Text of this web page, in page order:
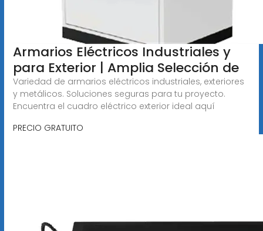
Armarios Eléctricos Industriales y
para Exterior | Amplia Selección de
Variedad de armarios eléctricos industriales, exteriores
y metálicos. Soluciones seguras para tu proyecto.
Encuentra el cuadro eléctrico exterior ideal aquí
PRECIO GRATUITO